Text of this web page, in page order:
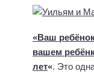
«Ваш
вашем
лет«. Это